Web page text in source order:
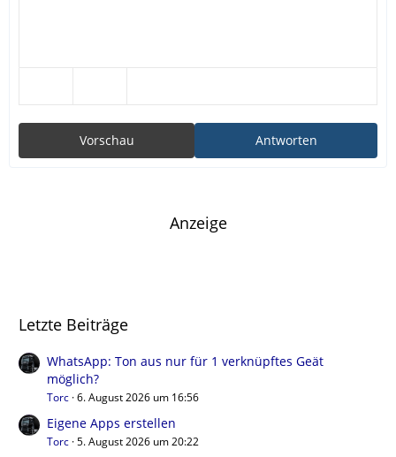
Antworten
Vorschau
Anzeige
Letzte Beiträge
WhatsApp: Ton aus nur für 1 verknüpftes Geät
möglich?
Torc 6. August 2026 um 16:56
Eigene Apps erstellen
Torc 5. August 2026 um 20:22